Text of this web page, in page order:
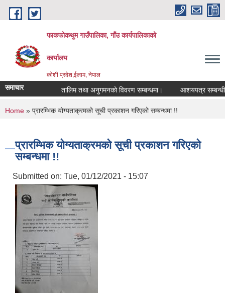
Skip to main content
फाकफोकथुम गाउँपालिका, गाँउ कार्यपालिकाको
कार्यालय
कोशी प्रदेश,ईलाम, नेपाल
समाचार तालिम तथा अनुगमनको विवरण सम्बन्धमा। आशयपत्र सम्बन्धी
You are here
Home » प्रारम्भिक योग्यताक्रमको सूची प्रकाशन गरिएको सम्बन्धमा !!
प्रारम्भिक योग्यताक्रमको सूची प्रकाशन गरिएको
सम्बन्धमा !!
Submitted on: Tue, 01/12/2021 - 15:07